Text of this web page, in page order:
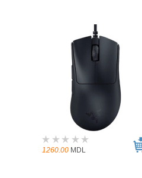
1260.00 MDL